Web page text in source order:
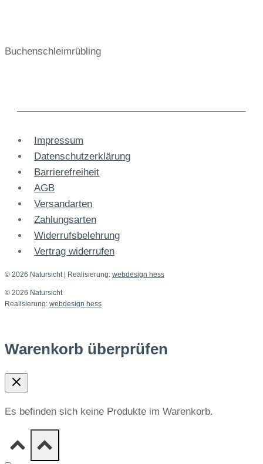
Buchenschleimrübling
Impressum
Datenschutzerklärung
Barrierefreiheit
AGB
Versandarten
Zahlungsarten
Widerrufsbelehrung
Vertrag widerrufen
© 2026 Natursicht | Realisierung: webdesign hess
© 2026 Natursicht
Realisierung: webdesign hess
Warenkorb überprüfen
Es befinden sich keine Produkte im Warenkorb.